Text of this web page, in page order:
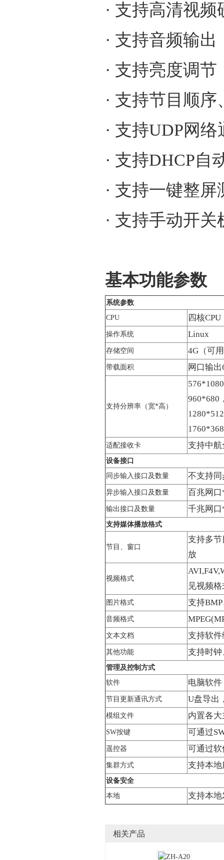
· 支持高清视频
· 支持音频输
· 支持亮度调节
· 支持节目顺
· 支持UDP网
· 支持DHCP自
· 支持一键整屏
· 支持手动开
基本功能参数
系统参数
CPU
四核CPU
操作系统 Linux
存储空间 4G（可
带载面积 网口输
支持分辨率（宽*高）
960*680
适配接收卡 支持中
设备接口
同步输入接口及数量
不支持同
异步输入接口及数量 百兆网
输出接口及数量 千兆网
支持媒体播放格式
节目、窗口
支持多
放
视频格式
见视频
图片格式 支持BMP
音频格式
文本文档 支持软
其他功能 支持时
管理及控制方式
软件
电脑软件
节目更新通讯方式 U盘导出
模组文件 内置各
SW按键 可通过
遥控器 可通过
集群方式 支持本
设备安全
本地
支持本
相关产品